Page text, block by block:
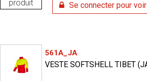
produit
Se connecter pour
561A_JA
VESTE SOFTSHELL TIBET